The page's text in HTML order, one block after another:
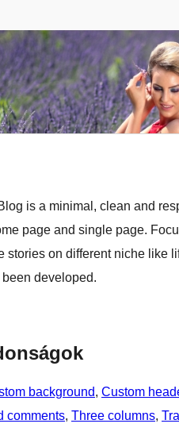
is a minimal, clean and
page and single page.
stories on different niche like
developed.
background, Custom
comments, Three columns,